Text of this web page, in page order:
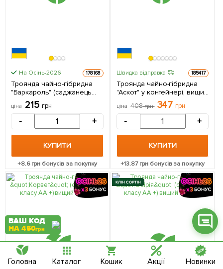
На Осінь-2026 178168
Троянда чайно-гібридна
"Баркароль" (саджанець
класу АА+) вищий сорт 1
саджанець в упаковці
ціна 215 грн
- +
КУПИТИ
+8.6грн бонусів за покупку
Швидка відправка 185417
Троянда чайно-гібридна
"Аскот" у контейнері, вищий
упаковці
ціна 408грн 347 грн
- +
КУПИТИ
+13.87грн бонусів за покупку
КЛІН СОРТІН
Фейсбук
Телеграм
Вайбер
Інстаграм
Онлайн чат
ВАШ КОД
НА 450грн
Головна Каталог Кошик Акції Новинки